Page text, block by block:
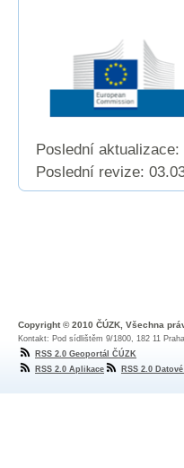
Poslední aktualizace:
Poslední revize:
Copyright © 2010 ČÚZK, Všechna
Kontakt: Pod sídlištěm 9/1800, 182 11
RSS 2.0 Geoportál ČÚZK
RSS 2.0 Aplikace
RSS 2.0